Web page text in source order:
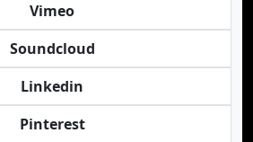
Vimeo
Soundcloud
Linkedin
Pinterest